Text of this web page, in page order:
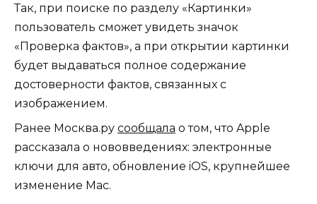
Так, при поиске по разделу «Картинки»
пользователь сможет увидеть значок
«Проверка фактов», а при открытии картинки
будет выдаваться полное содержание
достоверности фактов, связанных с
изображением.
Ранее Москва.ру сообщала о том, что Apple
рассказала о нововведениях: электронные
ключи для авто, обновление iOS, крупнейшее
изменение Mac.